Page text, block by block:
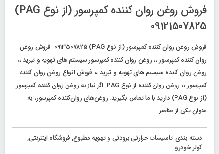
فروش روغن روان کننده کمپرسور (از نوع PAG)
09121507825
فروش روغن روان کننده کمپرسور (از نوع PAG) 09121507825 فروش روغن
روان کننده کمپرسور ،، روغن روان کننده کمپرسور سیستم های تهویه و تبرید ،،
روغن روان کننده سیستم های تهویه و تبرید ،، فروش انواع روغن روان کننده
کمپرسور ،، روغن روان کننده از نوع PAG. اگر نیاز به روغن روان کننده کمپرسور
(از نوع PAG) دارید با ما تماس بگیرید. روغن‌های روان‌کننده کمپرسور، به
عنوان یکی از عناصر
دسته بندی:تاسیسات حرارتی برودتی و تهویه مطبوع,فروشگاه اینترنتی,
کولر خودرو